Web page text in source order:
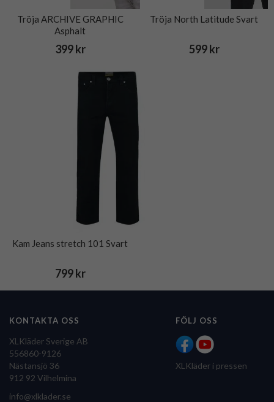
Tröja ARCHIVE GRAPHIC
Asphalt
399 kr
Tröja North Latitude Svart
599 kr
Kam Jeans stretch 101 Svart
799 kr
KONTAKTA OSS
XLKläder Sverige AB
556860-9126
Nästansjö 36
912 92 Vilhelmina
info@xlklader.se
FÖLJ OSS
XLKläder i pressen